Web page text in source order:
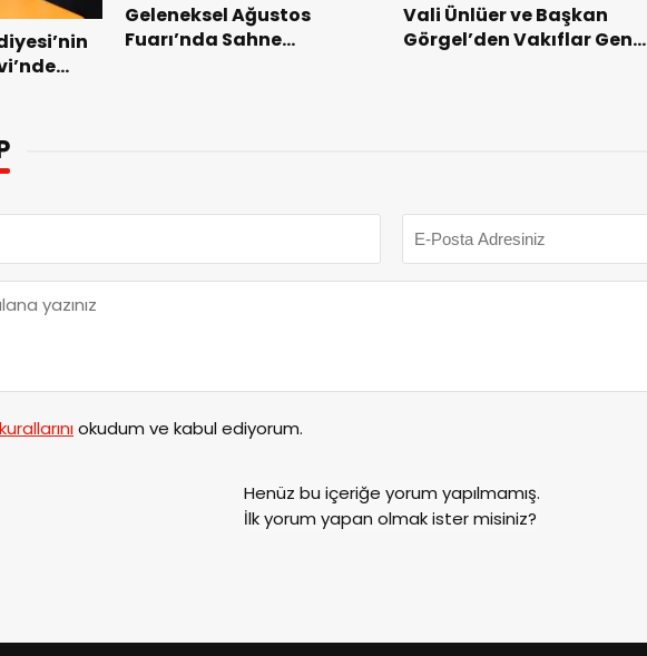
Geleneksel Ağustos
Fuarı’nda Sahne
Vali Ünlüer ve Başkan
Görgel’den Vakıflar Genel
kurallarınıokudum ve kabul ediyorum.
Henüz bu içeriğe yorum yapılmamış.
İlk yorum yapan olmak ister misiniz?